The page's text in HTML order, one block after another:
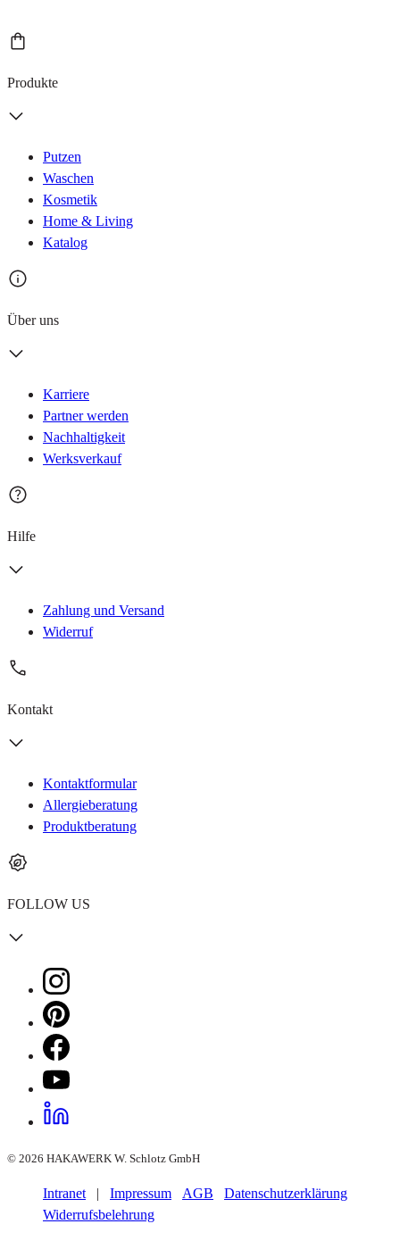
Produkte
Putzen
Waschen
Kosmetik
Home & Living
Katalog
Über uns
Karriere
Partner werden
Nachhaltigkeit
Werksverkauf
Hilfe
Zahlung und Versand
Widerruf
Kontakt
Kontaktformular
Allergieberatung
Produktberatung
FOLLOW US
© 2026 HAKAWERK W. Schlotz GmbH
Intranet | Impressum AGB
Datenschutzerklärung
Widerrufsbelehrung